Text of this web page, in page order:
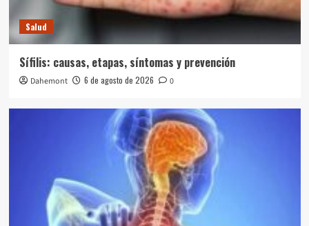
Salud
Sífilis: causas, etapas, síntomas y prevención
Dahemont 6 de agosto de 2026 0